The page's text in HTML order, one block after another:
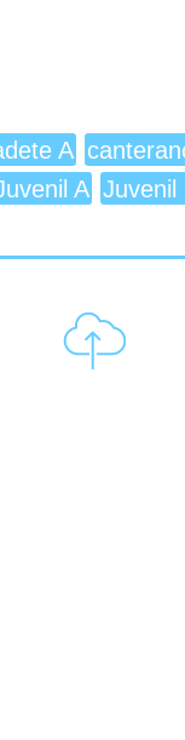
A
A Juvenil